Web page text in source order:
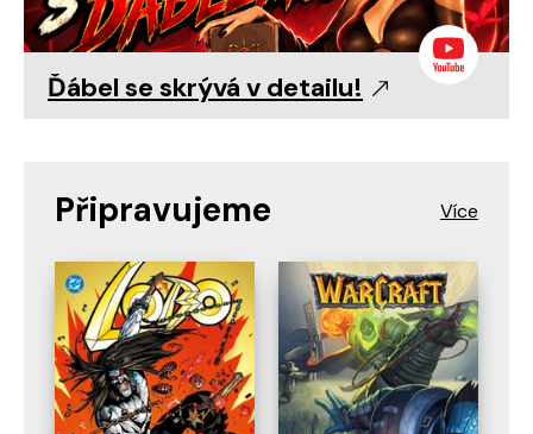
Ďábel se skrývá v detailu!
Připravujeme